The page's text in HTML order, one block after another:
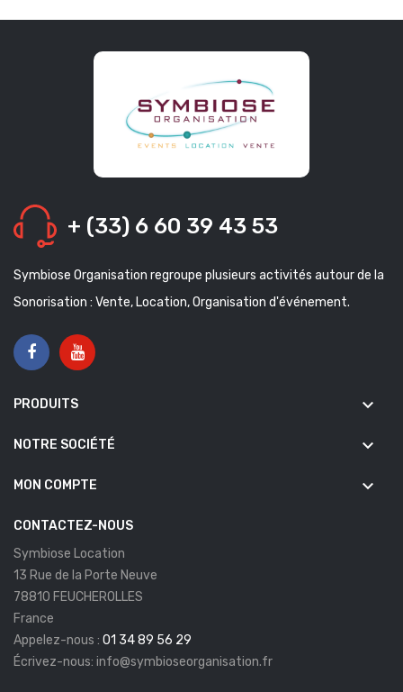
+ (33) 6 60 39 43 53
Symbiose Organisation regroupe plusieurs activités autour de la
Sonorisation : Vente, Location, Organisation d'événement.
PRODUITS keyboard_arrow_down
NOTRE SOCIÉTÉ keyboard_arrow_down
MON COMPTE keyboard_arrow_down
CONTACTEZ-NOUS
Symbiose Location
13 Rue de la Porte Neuve
78810 FEUCHEROLLES
France
Appelez-nous : 01 34 89 56 29
Écrivez-nous: info@symbioseorganisation.fr